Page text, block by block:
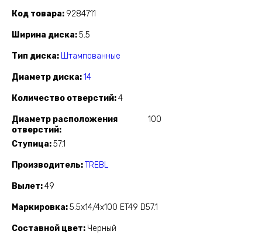
Код товара 9284711
Ширина диска 5.5
Тип диска Штампованные
Диаметр диска 14
Количество отверстий 4
Диаметр расположения
отверстий
100
Ступица 57.1
Производитель TREBL
Вылет 49
Маркировка 5.5x14/4x100 ET49 D57.1
Составной цвет Черный